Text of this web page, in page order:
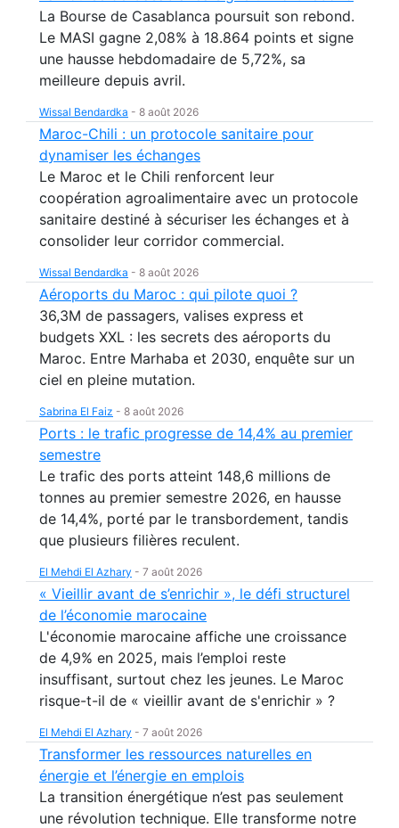
La Bourse de Casablanca poursuit son rebond.
Le MASI gagne 2,08% à 18.864 points et signe
une hausse hebdomadaire de 5,72%, sa
meilleure depuis avril.
Wissal Bendardka - 8 août 2026
Maroc-Chili : un protocole sanitaire pour
dynamiser les échanges
Le Maroc et le Chili renforcent leur
coopération agroalimentaire avec un protocole
sanitaire destiné à sécuriser les échanges et à
consolider leur corridor commercial.
Wissal Bendardka - 8 août 2026
Aéroports du Maroc : qui pilote quoi ?
36,3M de passagers, valises express et
budgets XXL : les secrets des aéroports du
Maroc. Entre Marhaba et 2030, enquête sur un
ciel en pleine mutation.
Sabrina El Faiz - 8 août 2026
Ports : le trafic progresse de 14,4% au premier
semestre
Le trafic des ports atteint 148,6 millions de
tonnes au premier semestre 2026, en hausse
de 14,4%, porté par le transbordement, tandis
que plusieurs filières reculent.
El Mehdi El Azhary - 7 août 2026
« Vieillir avant de s’enrichir », le défi structurel
de l’économie marocaine
L'économie marocaine affiche une croissance
de 4,9% en 2025, mais l’emploi reste
insuffisant, surtout chez les jeunes. Le Maroc
risque-t-il de « vieillir avant de s'enrichir » ?
El Mehdi El Azhary - 7 août 2026
Transformer les ressources naturelles en
énergie et l’énergie en emplois
La transition énergétique n’est pas seulement
une révolution technique. Elle transforme notre